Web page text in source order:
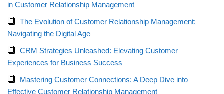
in Customer Relationship Management
The Evolution of Customer Relationship Management:
Navigating the Digital Age
CRM Strategies Unleashed: Elevating Customer
Experiences for Business Success
Mastering Customer Connections: A Deep Dive into
Effective Customer Relationship Management